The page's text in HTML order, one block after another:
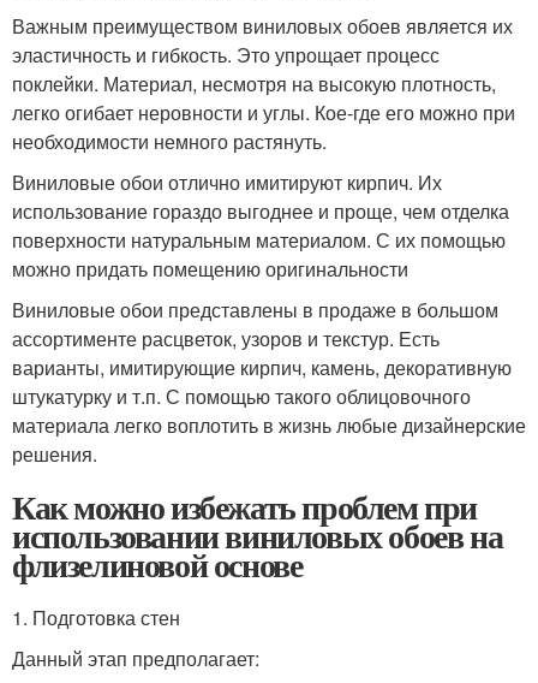
Важным преимуществом виниловых обоев является их
эластичность и гибкость. Это упрощает процесс
поклейки. Материал, несмотря на высокую плотность,
легко огибает неровности и углы. Кое-где его можно при
необходимости немного растянуть.
Виниловые обои отлично имитируют кирпич. Их
использование гораздо выгоднее и проще, чем отделка
поверхности натуральным материалом. С их помощью
можно придать помещению оригинальности
Виниловые обои представлены в продаже в большом
ассортименте расцветок, узоров и текстур. Есть
варианты, имитирующие кирпич, камень, декоративную
штукатурку и т.п. С помощью такого облицовочного
материала легко воплотить в жизнь любые дизайнерские
решения.
Как можно избежать проблем при
использовании виниловых обоев на
флизелиновой основе
1. Подготовка стен
Данный этап предполагает: